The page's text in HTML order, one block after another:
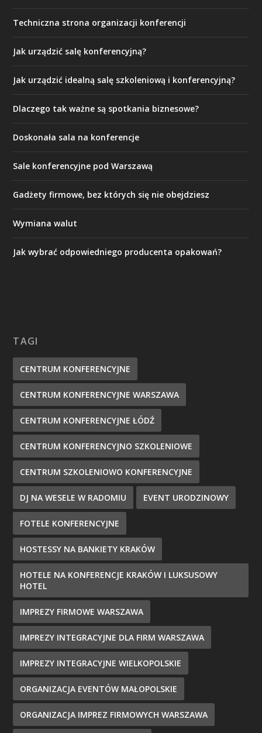
Techniczna strona organizacji konferencji
Jak urządzić salę konferencyjną?
Jak urządzić idealną salę szkoleniową i konferencyjną?
Dlaczego tak ważne są spotkania biznesowe?
Doskonała sala na konferencje
Sale konferencyjne pod Warszawą
Gadżety firmowe, bez których się nie obejdziesz
Wymiana walut
Jak wybrać odpowiedniego producenta opakowań?
TAGI
CENTRUM KONFERENCYJNE
CENTRUM KONFERENCYJNE WARSZAWA
CENTRUM KONFERENCYJNE ŁÓDŹ
CENTRUM KONFERENCYJNO SZKOLENIOWE
CENTRUM SZKOLENIOWO KONFERENCYJNE
DJ NA WESELE W RADOMIU EVENT URODZINOWY
FOTELE KONFERENCYJNE
HOSTESSY NA BANKIETY KRAKÓW
HOTELE NA KONFERENCJE KRAKÓW I LUKSUSOWY
HOTEL
IMPREZY FIRMOWE WARSZAWA
IMPREZY INTEGRACYJNE DLA FIRM WARSZAWA
IMPREZY INTEGRACYJNE WIELKOPOLSKIE
ORGANIZACJA EVENTÓW MAŁOPOLSKIE
ORGANIZACJA IMPREZ FIRMOWYCH WARSZAWA